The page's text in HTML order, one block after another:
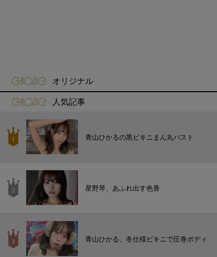
gravure-grazie
オリジナル
gravure-grazie
人気記事
青山ひかるの黒ビキニまん丸バスト
星野琴、あふれ出す色香
青山ひかる、冬仕様ビキニで圧巻ボディ